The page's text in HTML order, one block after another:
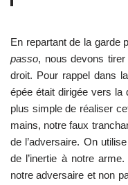
En repartant de la garde
passo, nous devons tirer
droit. Pour rappel dans
épée était dirigée vers la
plus simple de réaliser
mains, notre faux
de l’adversaire. On
de l’inertie à notre
notre adversaire et non